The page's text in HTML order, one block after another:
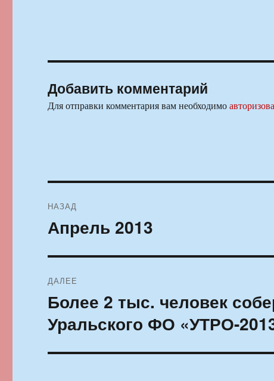
Добавить комментарий
Для отправки комментария вам необходимо
по
НАЗАД
Предыдущая
запись:
Апрель 2013
ДАЛЕЕ
Следующая
Более 2 тыс. человек
Уральского ФО «УТРО-